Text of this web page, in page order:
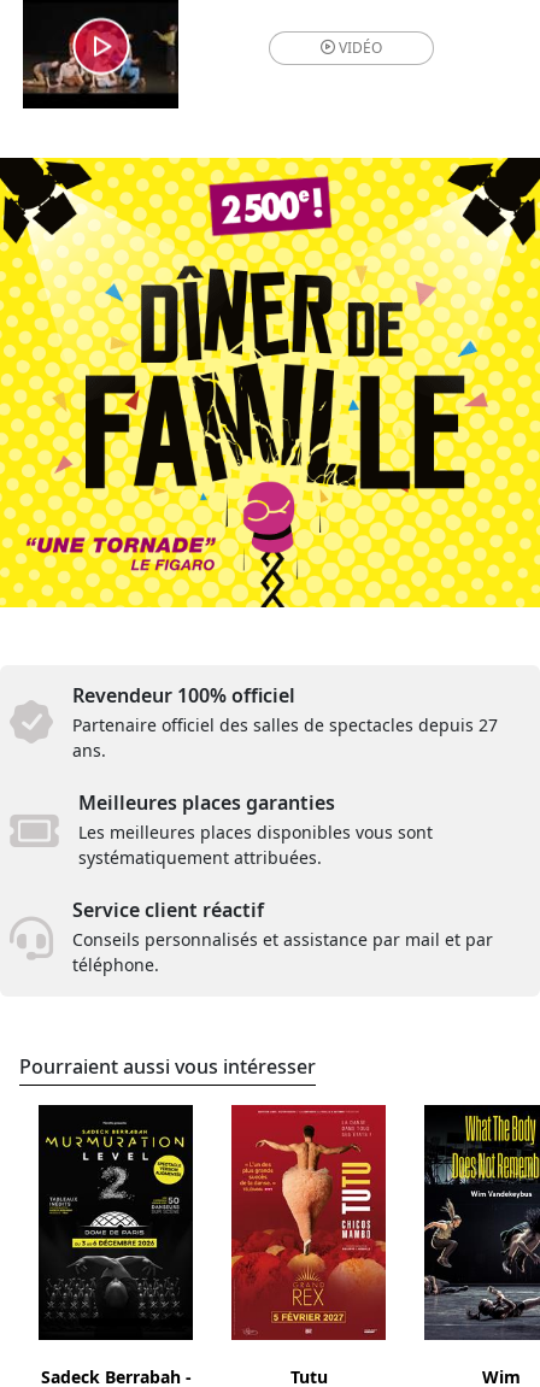
VIDÉO
Revendeur 100% officiel
Partenaire officiel des salles de spectacles depuis 27
ans.
Meilleures places garanties
Les meilleures places disponibles vous sont
systématiquement attribuées.
Service client réactif
Conseils personnalisés et assistance par mail et par
téléphone.
Pourraient aussi vous intéresser
Sadeck Berrabah -
Tutu
Wim